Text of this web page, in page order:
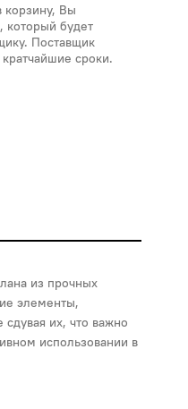
корзину, Вы
который будет
Поставщик
сроки.
из прочных
элементы,
их, что важно
использовании в